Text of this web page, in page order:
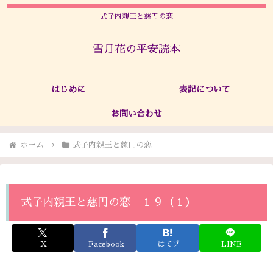
式子内親王と慈円の恋
雪月花の平安読本
はじめに 表記について
お問い合わせ
ホーム 式子内親王と慈円の恋
式子内親王と慈円の恋 １９（１）
X Facebook はてブ LINE